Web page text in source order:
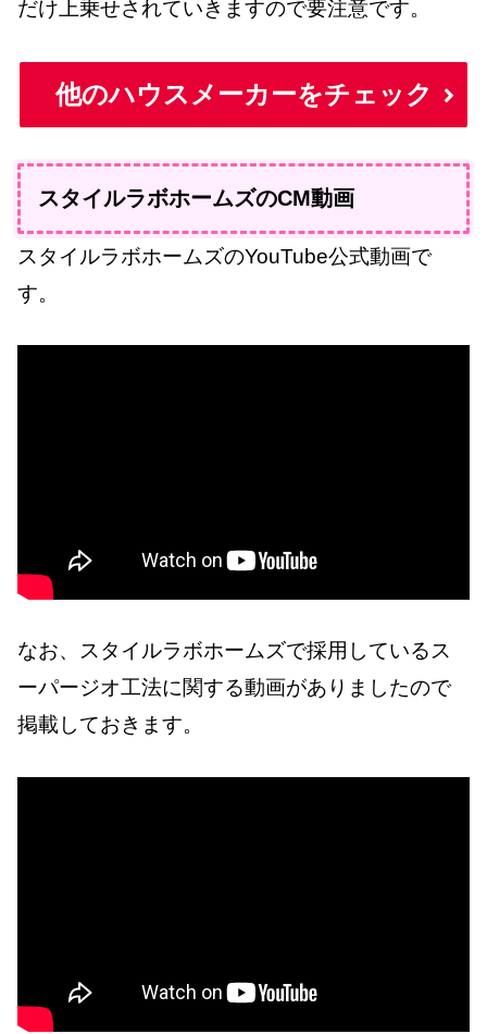
だけ上乗せされていきますので要注意です。
他のハウスメーカーをチェック
スタイルラボホームズのCM動画
スタイルラボホームズのYouTube公式動画で
す。
なお、スタイルラボホームズで採用しているス
ーパージオ工法に関する動画がありましたので
掲載しておきます。